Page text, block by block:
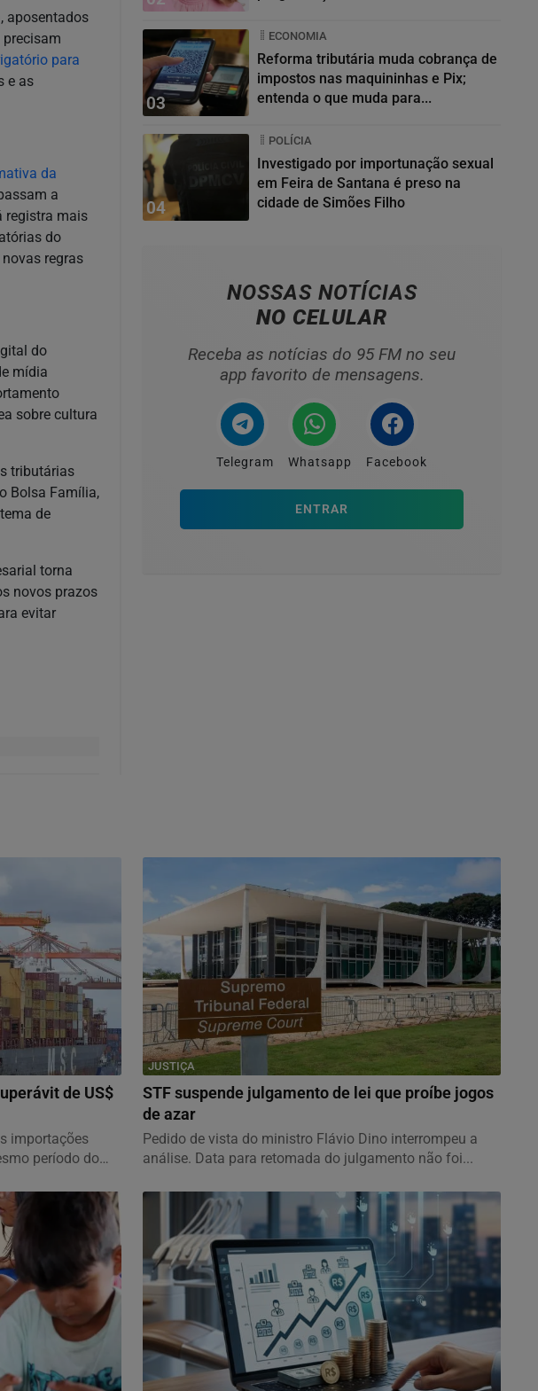
aposentados
para
e as
da
a
registra mais
do
regras
do
mídia
sobre cultura
tributárias
Bolsa Família,
de
torna
novos prazos
evitar
03
ECONOMIA
Reforma tributária muda cobrança de
impostos nas maquininhas e Pix;
entenda o que muda para...
04
POLÍCIA
Investigado por importunação sexual
em Feira de Santana é preso na
cidade de Simões Filho
NOSSAS NOTÍCIAS
NO CELULAR
Receba as notícias do 95 FM no seu
app favorito de mensagens.
Telegram Whatsapp Facebook
ENTRAR
de US$
importações
período do
JUSTIÇA
STF suspende julgamento de lei que proíbe jogos
de azar
Pedido de vista do ministro Flávio Dino interrompeu a
análise. Data para retomada do julgamento não foi...